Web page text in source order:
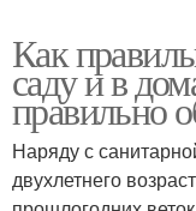
Как
саду и в
правильно
Наряду с
двухлетнего